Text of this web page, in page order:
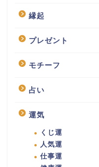
縁起
プレゼント
モチーフ
占い
運気
くじ運
人気運
仕事運